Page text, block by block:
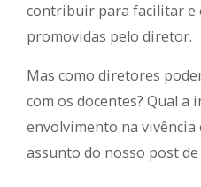
contribuir para facilitar e
promovidas pelo diretor.
Mas como diretores
com os docentes? Qual a
envolvimento na vivência
assunto do nosso post